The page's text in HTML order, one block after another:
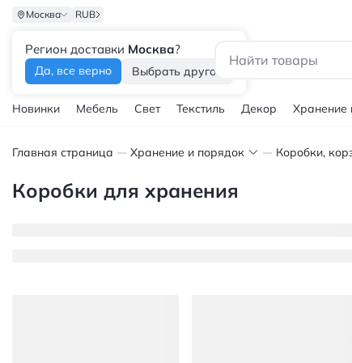
Москва
Регион доставки Москва?
Да, все верно Выбрать другой
RUB
Новинки Мебель Свет Текстиль Декор Хранение
Главная страница Хранение и порядок Коробки,
Коробки для хранения